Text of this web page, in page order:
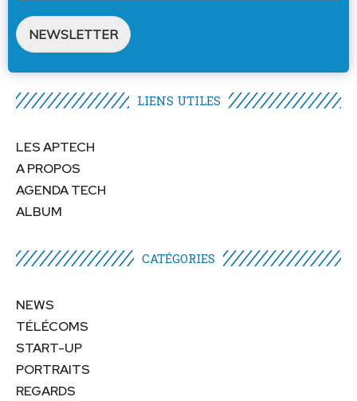
NEWSLETTER
LIENS UTILES​
LES APTECH
A PROPOS
AGENDA TECH
ALBUM
CATÉGORIES​
NEWS
TÉLÉCOMS
START-UP
PORTRAITS
REGARDS